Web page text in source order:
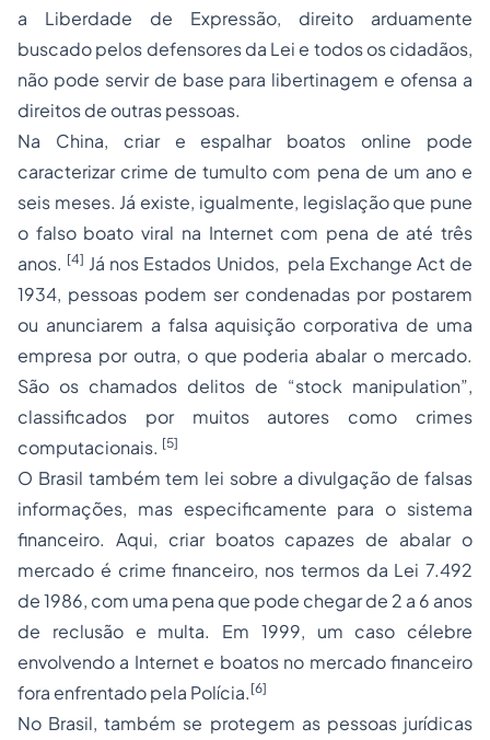
a Liberdade de Expressão, direito arduamente
buscado pelos defensores da Lei e todos os cidadãos,
não pode servir de base para libertinagem e ofensa a
direitos de outras pessoas.
Na China, criar e espalhar boatos online pode
caracterizar crime de tumulto com pena de um ano e
seis meses. Já existe, igualmente, legislação que pune
o falso boato viral na Internet com pena de até três
anos. [4] Já nos Estados Unidos, pela Exchange Act de
1934, pessoas podem ser condenadas por postarem
ou anunciarem a falsa aquisição corporativa de uma
empresa por outra, o que poderia abalar o mercado.
São os chamados delitos de “stock manipulation”,
classificados por muitos autores como crimes
computacionais. [5]
O Brasil também tem lei sobre a divulgação de falsas
informações, mas especificamente para o sistema
financeiro. Aqui, criar boatos capazes de abalar o
mercado é crime financeiro, nos termos da Lei 7.492
de 1986, com uma pena que pode chegar de 2 a 6 anos
de reclusão e multa. Em 1999, um caso célebre
envolvendo a Internet e boatos no mercado financeiro
fora enfrentado pela Polícia. [6]
No Brasil, também se protegem as pessoas jurídicas